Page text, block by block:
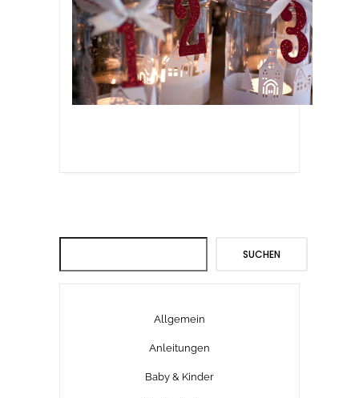
SUCHEN
Allgemein
Anleitungen
Baby & Kinder